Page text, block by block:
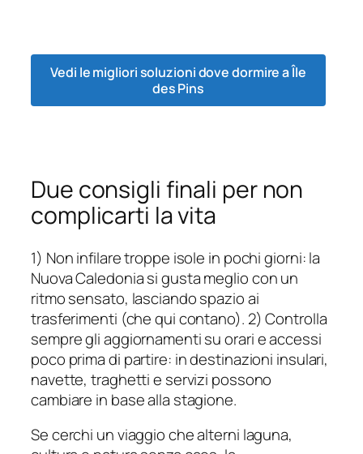
Vedi le migliori soluzioni dove dormire a Île
des Pins
Due consigli finali per non
complicarti la vita
1) Non infilare troppe isole in pochi giorni: la
Nuova Caledonia si gusta meglio con un
ritmo sensato, lasciando spazio ai
trasferimenti (che qui contano). 2) Controlla
sempre gli aggiornamenti su orari e accessi
poco prima di partire: in destinazioni insulari,
navette, traghetti e servizi possono
cambiare in base alla stagione.
Se cerchi un viaggio che alterni laguna,